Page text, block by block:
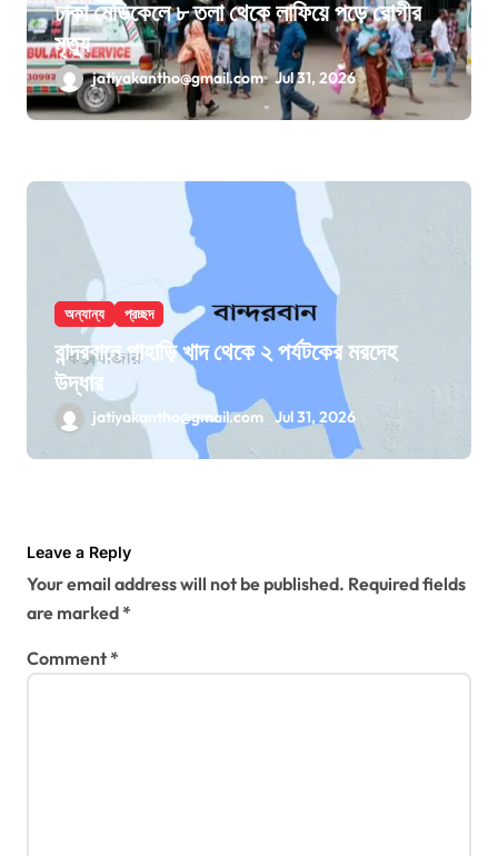
ঢাকা মেডিকেলে ৮ তলা থেকে লাফিয়ে পড়ে রোগীর
মৃত্যু
jatiyakantho@gmail.com Jul 31, 2026
অন্যান্য প্রচ্ছদ
বান্দরবানে পাহাড়ি খাদ থেকে ২ পর্যটকের মরদেহ
উদ্ধার
jatiyakantho@gmail.com Jul 31, 2026
Leave a Reply
Your email address will not be published. Required fields
are marked*
Comment*